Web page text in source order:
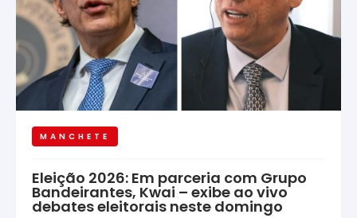
MANCHETE
Eleição 2026: Em parceria com Grupo
Bandeirantes, Kwai – exibe ao vivo
debates eleitorais neste domingo